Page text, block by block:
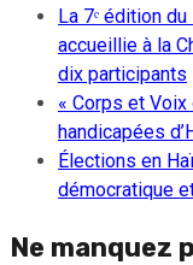
La 7ᵉ édition
accueillie à la
dix participants
« Corps et
handicapées
Élections en
démocratique
Ne manquez